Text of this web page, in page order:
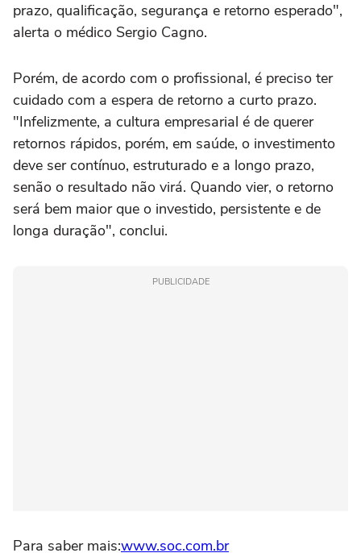
prazo, qualificação, segurança e retorno esperado",
alerta o médico Sergio Cagno.
Porém, de acordo com o profissional, é preciso ter
cuidado com a espera de retorno a curto prazo.
"Infelizmente, a cultura empresarial é de querer
retornos rápidos, porém, em saúde, o investimento
deve ser contínuo, estruturado e a longo prazo,
senão o resultado não virá. Quando vier, o retorno
será bem maior que o investido, persistente e de
longa duração", conclui.
PUBLICIDADE
Para saber mais:www.soc.com.br